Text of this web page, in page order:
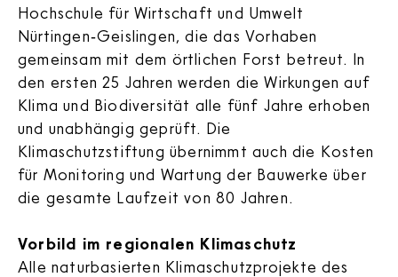
Hochschule für Wirtschaft und Umwelt
Nürtingen‑Geislingen, die das Vorhaben
gemeinsam mit dem örtlichen Forst betreut. In
den ersten 25 Jahren werden die Wirkungen auf
Klima und Biodiversität alle fünf Jahre erhoben
und unabhängig geprüft. Die
Klimaschutzstiftung übernimmt auch die Kosten
für Monitoring und Wartung der Bauwerke über
die gesamte Laufzeit von 80 Jahren.
Vorbild im regionalen Klimaschutz
Alle naturbasierten Klimaschutzprojekte des